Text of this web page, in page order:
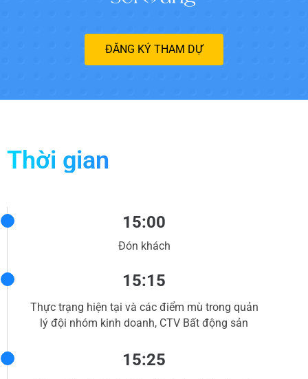
ĐĂNG KÝ THAM DỰ
Thời gian
15:00
Đón khách
15:15
Thực trạng hiện tại và các điểm mù trong quản
lý đội nhóm kinh doanh, CTV Bất động sản
15:25